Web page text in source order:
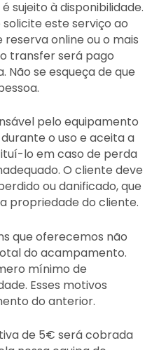
sujeito à disponibilidade.
este serviço ao
online ou o mais
transfer será pago
se esqueça de que
pelo equipamento
o uso e aceita a
lo em caso de perda
O cliente deve
ou danificado, que
propriedade do cliente.
que oferecemos não
do acampamento.
mínimo de
Esses motivos
do anterior.
de 5€ será cobrada